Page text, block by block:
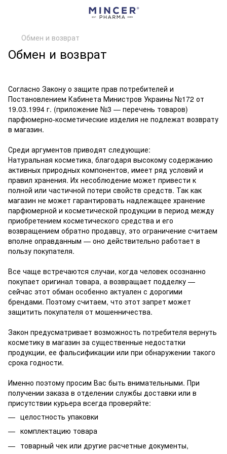
Обмен и возврат
Обмен и возврат
Согласно Закону о защите прав потребителей и
Постановлением Кабинета Министров Украины №172 от
19.03.1994 г. (приложение №3 — перечень товаров)
парфюмерно-косметические изделия не подлежат возврату
в магазин.
Среди аргументов приводят следующие:
Натуральная косметика, благодаря высокому содержанию
активных природных компонентов, имеет ряд условий и
правил хранения. Их несоблюдение может привести к
полной или частичной потери свойств средств. Так как
магазин не может гарантировать надлежащее хранение
парфюмерной и косметической продукции в период между
приобретением косметического средства и его
возвращением обратно продавцу, это ограничение считаем
вполне оправданным — оно действительно работает в
пользу покупателя.
Все чаще встречаются случаи, когда человек осознанно
покупает оригинал товара, а возвращает подделку —
сейчас этот обман особенно актуален с дорогими
брендами. Поэтому считаем, что этот запрет может
защитить покупателя от мошенничества.
Закон предусматривает возможность потребителя вернуть
косметику в магазин за существенные недостатки
продукции, ее фальсификации или при обнаружении такого
срока годности.
Именно поэтому просим Вас быть внимательными. При
получении заказа в отделении службы доставки или в
присутствии курьера всегда проверяйте:
целостность упаковки
комплектацию товара
товарный чек или другие расчетные документы,